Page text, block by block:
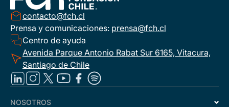
contacto@fch.cl
Prensa y comunicaciones: prensa@fch.cl
Centro de ayuda
Avenida Parque Antonio Rabat Sur 6165, Vitacura,
Santiago de Chile
NOSOTROS